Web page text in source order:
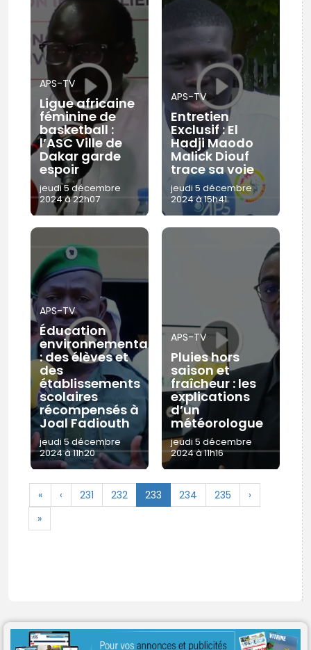
APS-TV
Ligue africaine
féminine de
basketball :
l’ASC Ville de
Dakar garde
espoir
jeudi 5 décembre
2024 à 22h07
APS-TV
Entretien
Exclusif : El
Hadji Maodo
Malick Diouf
trace sa voie
jeudi 5 décembre
2024 à 15h41
APS-TV
Éducation
environnementale
: des élèves et
des
établissements
scolaires
récompensés à
Joal Fadiouth
jeudi 5 décembre
2024 à 11h20
APS-TV
Pluies hors
saison et
fraîcheur : les
explications
d’un
météorologue
jeudi 5 décembre
2024 à 11h16
« ‹ 231 232 233 234 235
›
»